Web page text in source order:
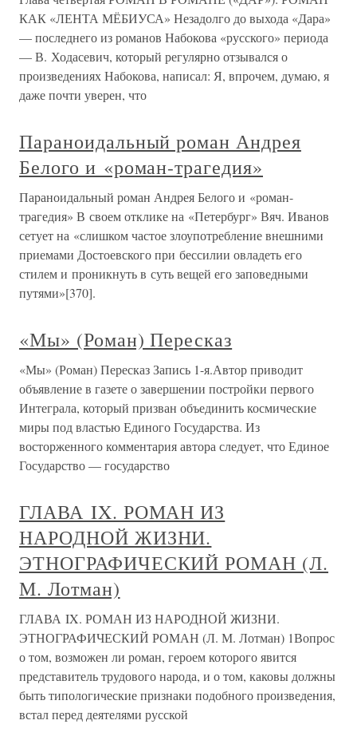
КАК «ЛЕНТА МЁБИУСА» Незадолго до выхода «Дара»
— последнего из романов Набокова «русского» периода
— В. Ходасевич, который регулярно отзывался о
произведениях Набокова, написал: Я, впрочем, думаю, я
даже почти уверен, что
Параноидальный роман Андрея
Белого и «роман-трагедия»
Параноидальный роман Андрея Белого и «роман-
трагедия» В своем отклике на «Петербург» Вяч. Иванов
сетует на «слишком частое злоупотребление внешними
приемами Достоевского при бессилии овладеть его
стилем и проникнуть в суть вещей его заповедными
путями»[370].
«Мы» (Роман) Пересказ
«Мы» (Роман) Пересказ Запись 1-я.Автор приводит
объявление в газете о завершении постройки первого
Интеграла, который призван объединить космические
миры под властью Единого Государства. Из
восторженного комментария автора следует, что Единое
Государство — государство
ГЛАВА IX. РОМАН ИЗ
НАРОДНОЙ ЖИЗНИ.
ЭТНОГРАФИЧЕСКИЙ РОМАН (Л.
М. Лотман)
ГЛАВА IX. РОМАН ИЗ НАРОДНОЙ ЖИЗНИ.
ЭТНОГРАФИЧЕСКИЙ РОМАН (Л. М. Лотман) 1Вопрос
о том, возможен ли роман, героем которого явится
представитель трудового народа, и о том, каковы должны
быть типологические признаки подобного произведения,
встал перед деятелями русской